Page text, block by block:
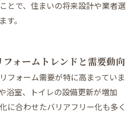
とで、住まいの将来設計や業者選
。
ォームトレンドと需要動向
フォーム需要が特に高まっていま
浴室、トイレの設備更新が増加
に合わせたバリアフリー化も多く